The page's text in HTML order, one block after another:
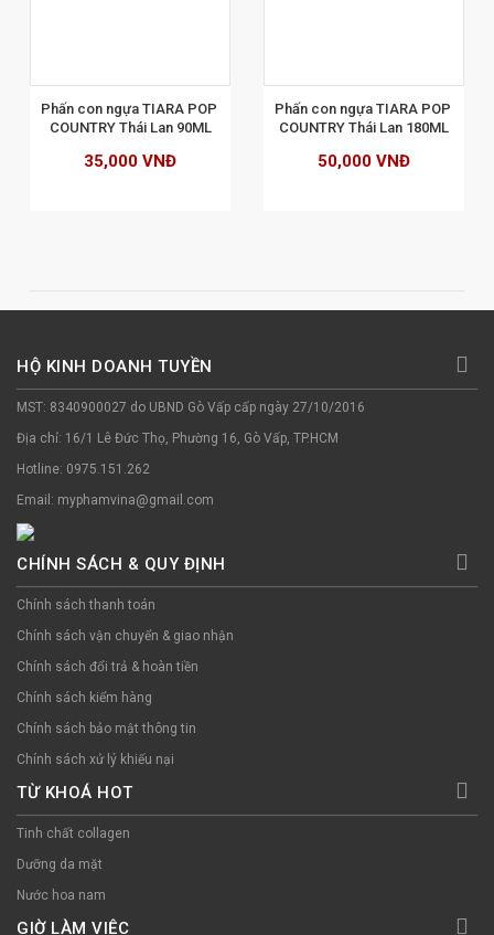
Phấn con ngựa TIARA POP
COUNTRY Thái Lan 90ML
35,000 VNĐ
Phấn con ngựa TIARA POP
COUNTRY Thái Lan 180ML
50,000 VNĐ
HỘ KINH DOANH TUYỀN
MST: 8340900027 do UBND Gò Vấp cấp ngày 27/10/2016
Địa chỉ: 16/1 Lê Đức Thọ, Phường 16, Gò Vấp, TP.HCM
Hotline: 0975.151.262
Email: myphamvina@gmail.com
CHÍNH SÁCH & QUY ĐỊNH
Chính sách thanh toán
Chính sách vận chuyển & giao nhận
Chính sách đổi trả & hoàn tiền
Chính sách kiểm hàng
Chính sách bảo mật thông tin
Chính sách xử lý khiếu nại
TỪ KHOÁ HOT
Tinh chất collagen
Dưỡng da mặt
Nước hoa nam
GIỜ LÀM VIỆC